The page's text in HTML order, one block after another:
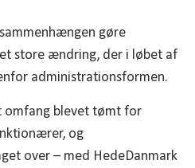
gøre
store ændring, der i løbet af
administrationsformen.
omfang blevet tømt for
og
over – med HedeDanmark